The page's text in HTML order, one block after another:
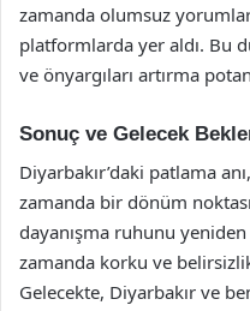
zamanda olumsuz
platformlarda yer aldı. Bu
ve önyargıları artırma
Sonuç ve Gelecek
Diyarbakır’daki patlama
zamanda bir dönüm
dayanışma ruhunu
zamanda korku ve
Gelecekte, Diyarbakır ve